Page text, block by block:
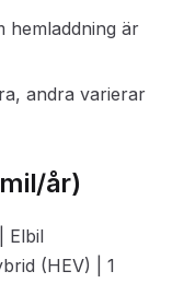
hemladdning är
andra varierar
år)
Elbil
(HEV) | 1